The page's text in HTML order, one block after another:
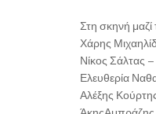
Στη σκηνή μαζί
Χάρης
Νίκος Σάλτας
Ελευθερία
Αλέξης